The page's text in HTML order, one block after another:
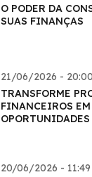
O PODER DA
SUAS FINANÇAS
21/06/2026 - 20:00
TRANSFORME
FINANCEIROS EM
OPORTUNIDADES
20/06/2026 - 11:49